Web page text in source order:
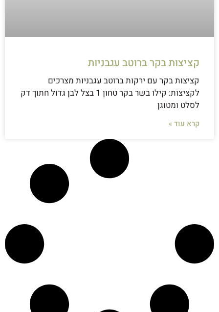
קציצות בקר ברוטב עגבניות
קציצות בקר עם ירקות ברוטב עגבניות מצרכים
לקציצות: קילו בשר בקר טחון 1 בצל לבן גדול חתוך דק
לסלט ומטוגן
קרא עוד »